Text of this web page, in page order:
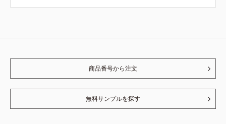
商品番号から注文
無料サンプルを探す